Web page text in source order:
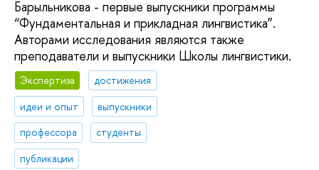
Барыльникова - первые выпускники программы
“Фундаментальная и прикладная лингвистика”.
Авторами исследования являются также
преподаватели и выпускники Школы лингвистики.
Экспертиза
достижения
идеи и опыт
выпускники
профессора
студенты
публикации